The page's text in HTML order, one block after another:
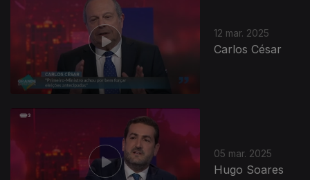
12 mar. 2025
Carlos César
05 mar. 2025
Hugo Soares